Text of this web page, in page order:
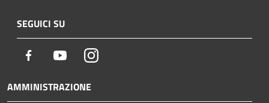
SEGUICI SU
Facebook YoutubeInstagram
AMMINISTRAZIONE